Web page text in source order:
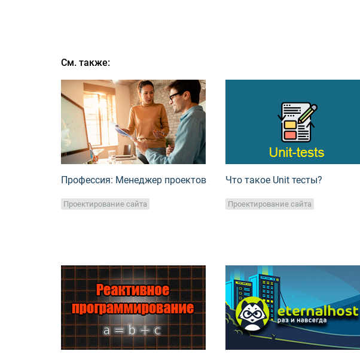
См. также:
Профессия: Менеджер проектов
Проектирование сайта
Что такое Unit тесты?
Проектирование сайта